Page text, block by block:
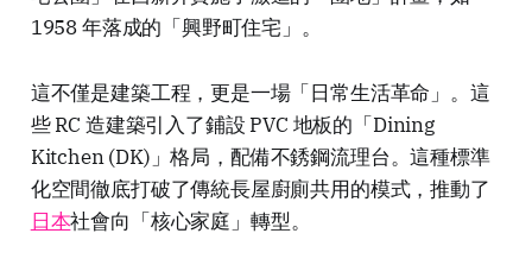
1958 年落成的「興野町住宅」。
這不僅是建築工程，更是一場「日常生活革命」。這
些 RC 造建築引入了鋪設 PVC 地板的「Dining
Kitchen (DK)」格局，配備不銹鋼流理台。這種標準
化空間徹底打破了傳統長屋廚廁共用的模式，推動了
日本社會向「核心家庭」轉型。